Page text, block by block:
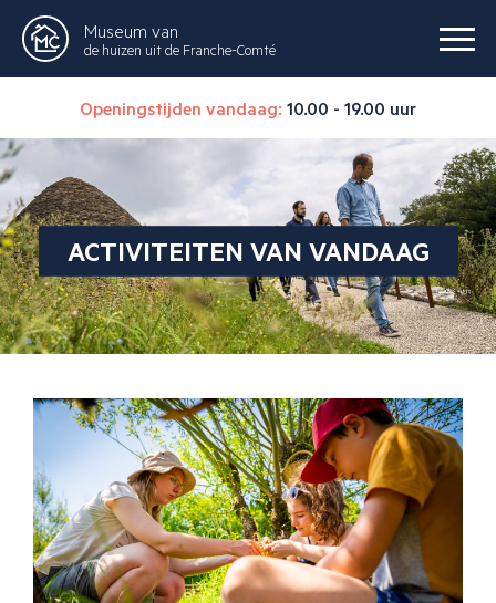
Museum van
de huizen uit de Franche-Comté
Openingstijden vandaag: 10.00 - 19.00 uur
ACTIVITEITEN VAN VANDAAG